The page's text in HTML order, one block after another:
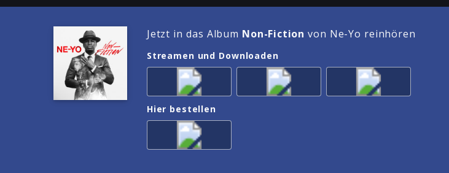
Jetzt in das Album Non-Fiction von Ne-Yo reinhören
Streamen und Downloaden
Hier bestellen